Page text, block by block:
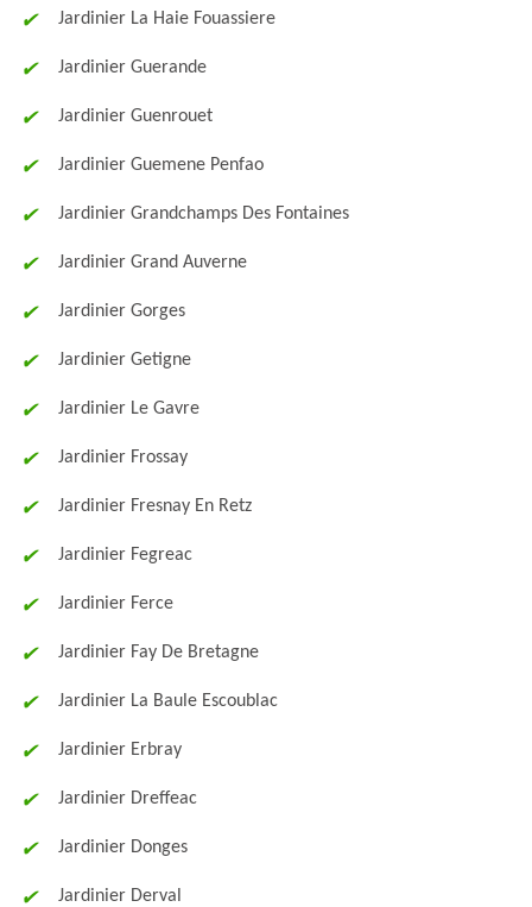
Jardinier La Haie Fouassiere
Jardinier Guerande
Jardinier Guenrouet
Jardinier Guemene Penfao
Jardinier Grandchamps Des Fontaines
Jardinier Grand Auverne
Jardinier Gorges
Jardinier Getigne
Jardinier Le Gavre
Jardinier Frossay
Jardinier Fresnay En Retz
Jardinier Fegreac
Jardinier Ferce
Jardinier Fay De Bretagne
Jardinier La Baule Escoublac
Jardinier Erbray
Jardinier Dreffeac
Jardinier Donges
Jardinier Derval